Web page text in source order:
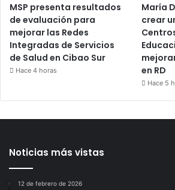
MSP presenta resultados
de evaluación para
mejorar las Redes
Integradas de Servicios
de Salud en Cibao Sur
Hace 4 horas
María
crear
en RD
Hace 5
Noticias más vistas
12 de febrero de 2026